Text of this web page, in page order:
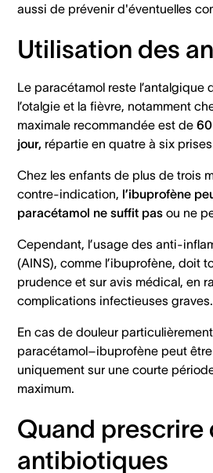
aussi de prévenir d'éventuelles
Utilisation des
Le paracétamol reste l’antalgique
l’otalgie et la fièvre, notamment
maximale recommandée est de
jour, répartie en quatre à six
Chez les enfants de plus de trois
contre-indication, l’ibuprofène
paracétamol ne suffit pas ou ne
Cependant, l’usage des anti-
(AINS), comme l’ibuprofène, doit
prudence et sur avis médical, en
complications infectieuses graves.
En cas de douleur
paracétamol–ibuprofène peut
uniquement sur une courte
maximum.
Quand prescrire
antibiotiques